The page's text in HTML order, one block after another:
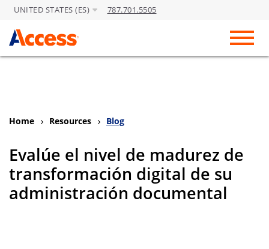
Skip to Main Content
UNITED STATES (ES) 787.701.5505
Home Resources Blog
Evalúe el nivel de madurez de
transformación digital de su
administración documental